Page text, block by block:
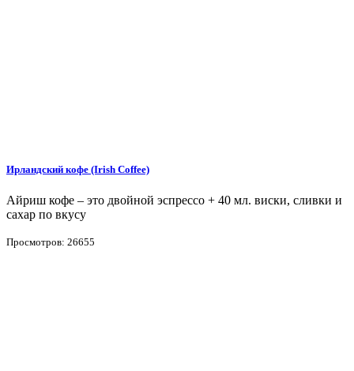
Ирландский кофе (Irish Coffee)
Айриш кофе – это двойной эспрессо + 40 мл. виски, сливки и
сахар по вкусу
Просмотров: 26655